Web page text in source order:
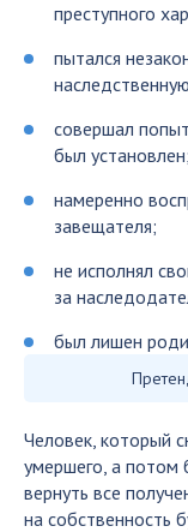
преступного
пытался
совершал
был установлен;
намеренно
завещателя;
не исполнял
за
был лишен
Человек, который
умершего, а потом
вернуть все
на собственность